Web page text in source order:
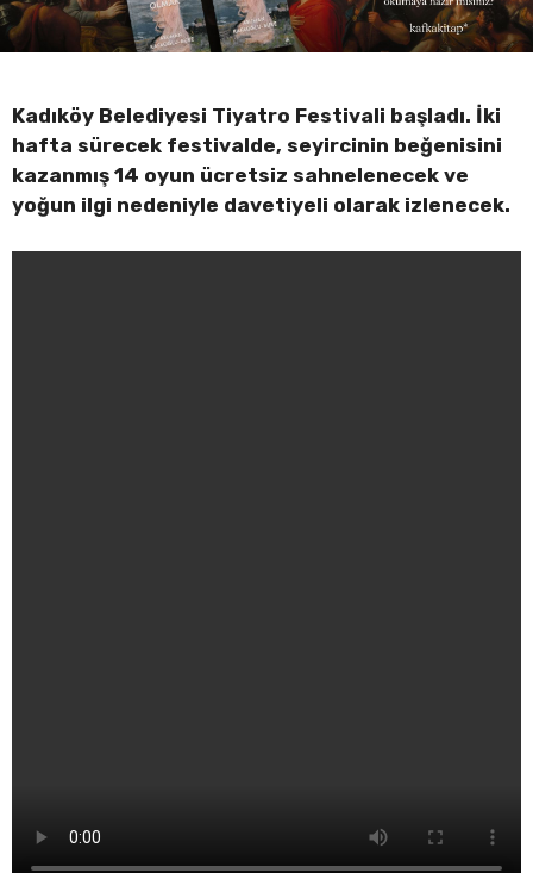
Kadıköy Belediyesi Tiyatro Festivali başladı. İki
hafta sürecek festivalde, seyircinin beğenisini
kazanmış 14 oyun ücretsiz sahnelenecek ve
yoğun ilgi nedeniyle davetiyeli olarak izlenecek.